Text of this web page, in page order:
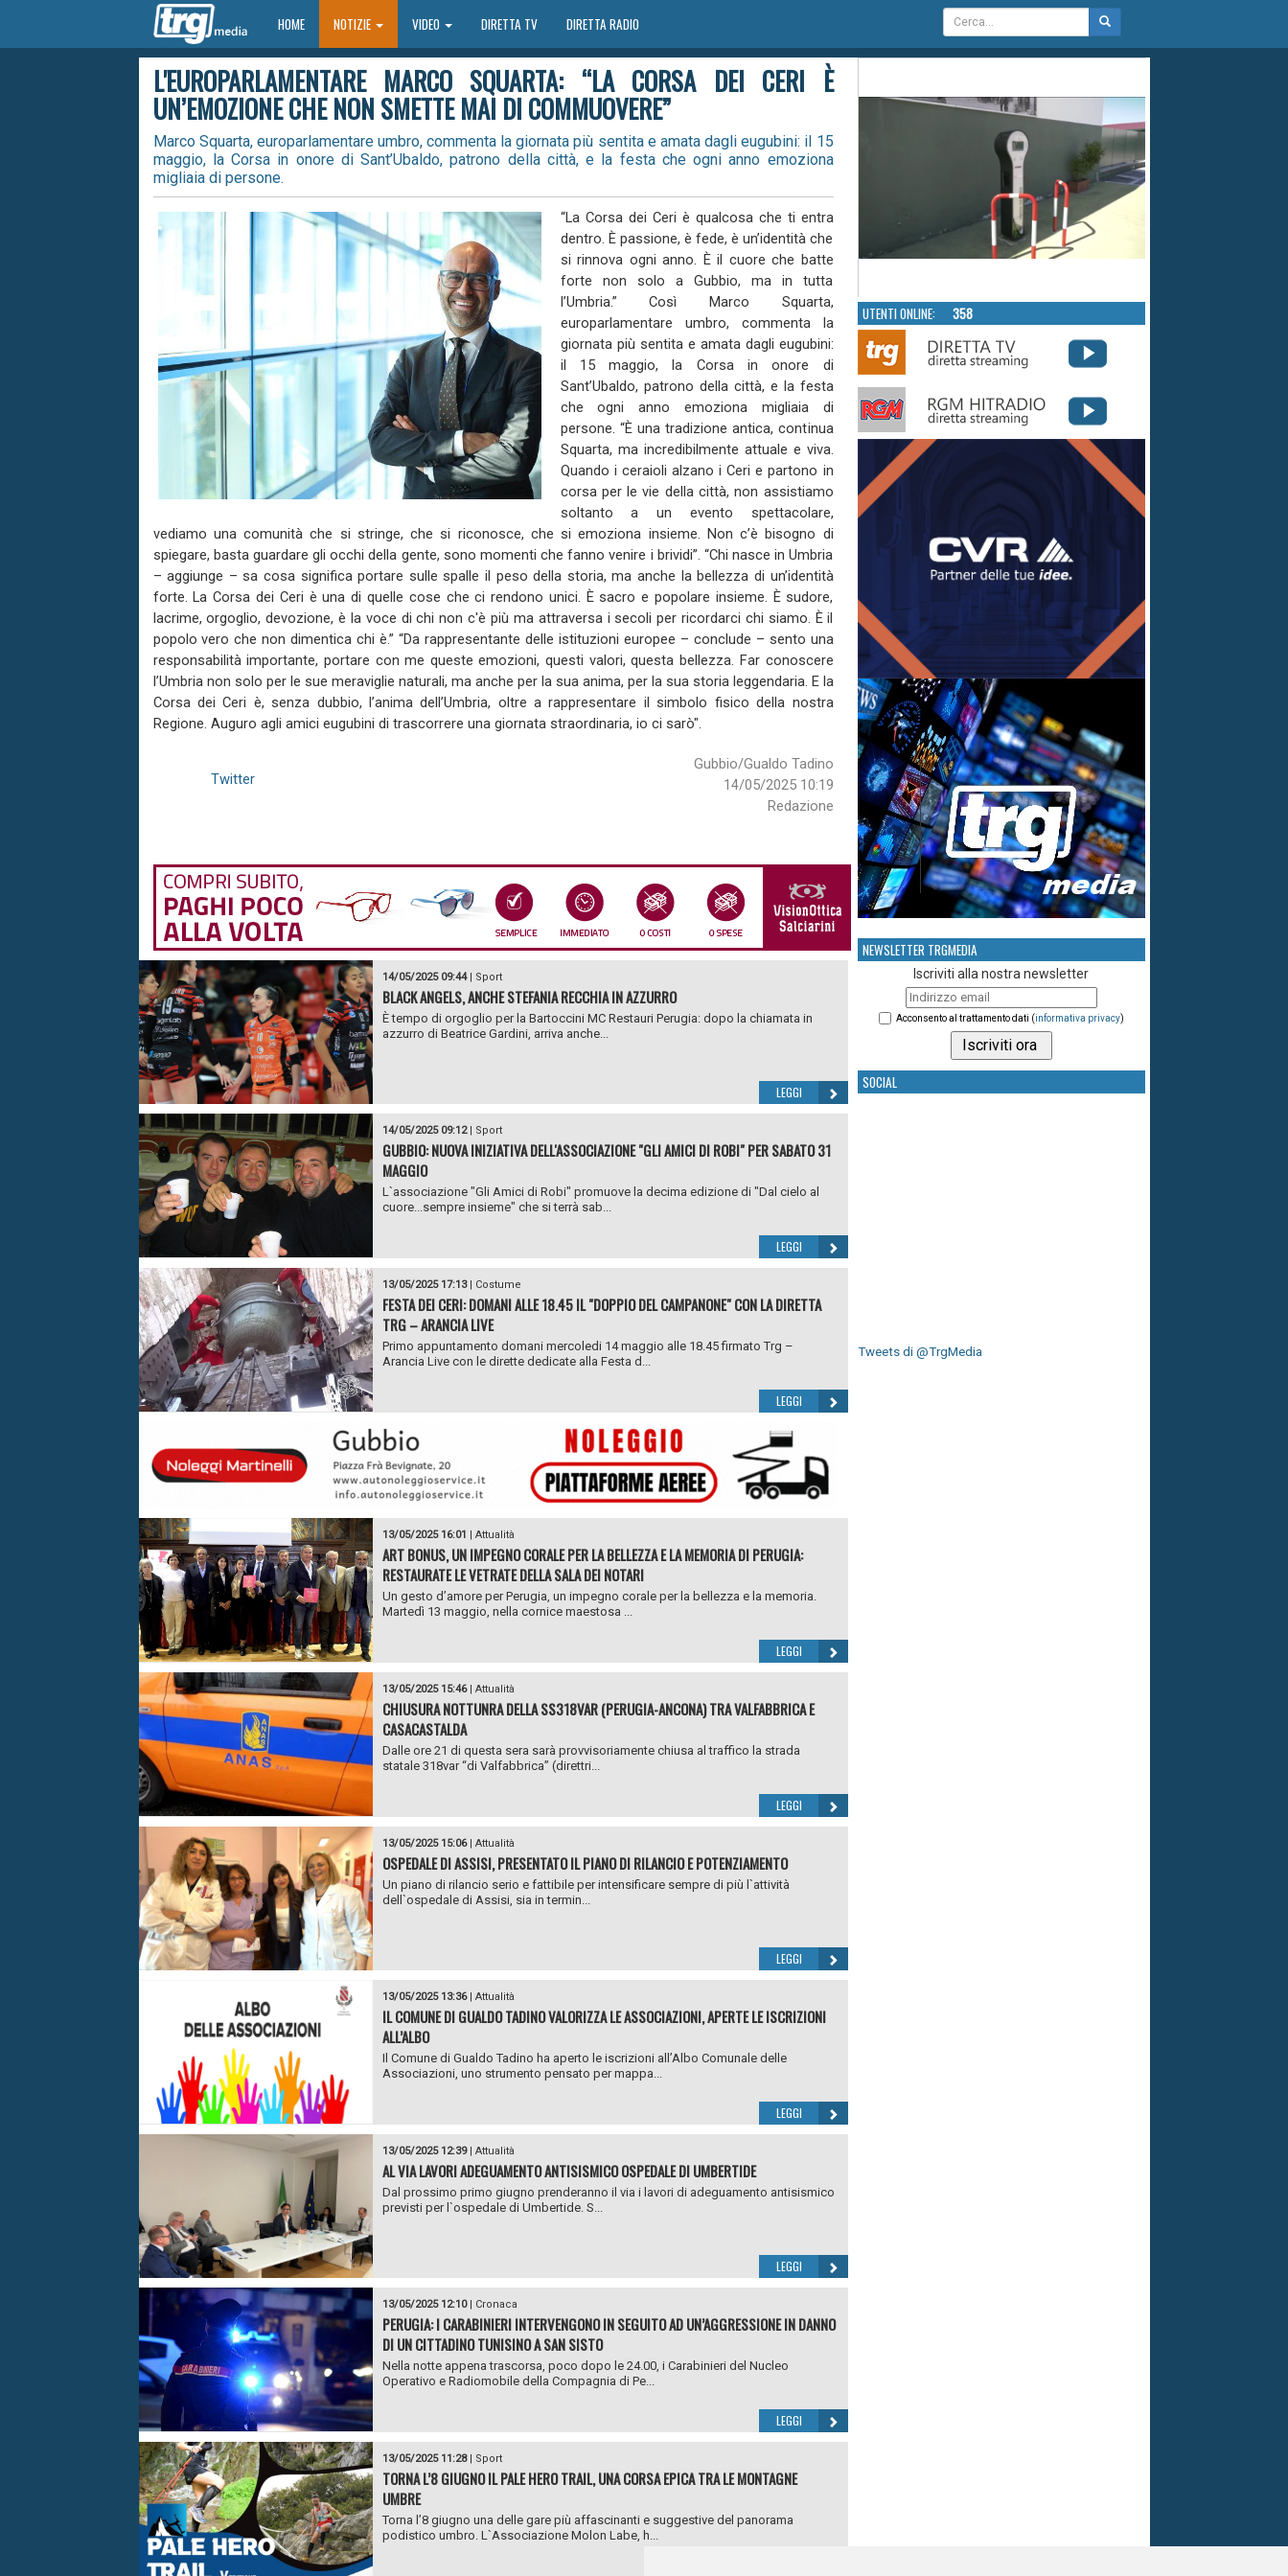
HOMEHOME NOTIZIE VIDEO DIRETTA TV DIRETTA RADIO
L'EUROPARLAMENTARE MARCO SQUARTA: “LA CORSA DEI CERI È
UN’EMOZIONE CHE NON SMETTE MAI DI COMMUOVERE”
Marco Squarta, europarlamentare umbro, commenta la giornata più sentita e amata dagli eugubini: il 15
maggio, la Corsa in onore di Sant’Ubaldo, patrono della città, e la festa che ogni anno emoziona
migliaia di persone.
“La Corsa dei Ceri è qualcosa che ti entra
dentro. È passione, è fede, è un’identità che
si rinnova ogni anno. È il cuore che batte
forte non solo a Gubbio, ma in tutta
l’Umbria.” Così Marco Squarta,
europarlamentare umbro, commenta la
giornata più sentita e amata dagli eugubini:
il 15 maggio, la Corsa in onore di
Sant’Ubaldo, patrono della città, e la festa
che ogni anno emoziona migliaia di
persone. “È una tradizione antica, continua
Squarta, ma incredibilmente attuale e viva.
Quando i ceraioli alzano i Ceri e partono in
corsa per le vie della città, non assistiamo
soltanto a un evento spettacolare,
vediamo una comunità che si stringe, che si riconosce, che si emoziona insieme. Non c’è bisogno di
spiegare, basta guardare gli occhi della gente, sono momenti che fanno venire i brividi”. “Chi nasce in Umbria
– aggiunge – sa cosa significa portare sulle spalle il peso della storia, ma anche la bellezza di un’identità
forte. La Corsa dei Ceri è una di quelle cose che ci rendono unici. È sacro e popolare insieme. È sudore,
lacrime, orgoglio, devozione, è la voce di chi non c'è più ma attraversa i secoli per ricordarci chi siamo. È il
popolo vero che non dimentica chi è.” “Da rappresentante delle istituzioni europee – conclude – sento una
responsabilità importante, portare con me queste emozioni, questi valori, questa bellezza. Far conoscere
l’Umbria non solo per le sue meraviglie naturali, ma anche per la sua anima, per la sua storia leggendaria. E la
Corsa dei Ceri è, senza dubbio, l’anima dell’Umbria, oltre a rappresentare il simbolo fisico della nostra
Regione. Auguro agli amici eugubini di trascorrere una giornata straordinaria, io ci sarò".
Gubbio/Gualdo Tadino
14/05/2025 10:19
Redazione
Twitter
14/05/2025 09:44| Sport
BLACK ANGELS, ANCHE STEFANIA RECCHIA IN AZZURRO
È tempo di orgoglio per la Bartoccini MC Restauri Perugia: dopo la chiamata in
azzurro di Beatrice Gardini, arriva anche...
LEGGI
14/05/2025 09:12| Sport
GUBBIO: NUOVA INIZIATIVA DELL'ASSOCIAZIONE "GLI AMICI DI ROBI" PER SABATO 31
MAGGIO
L`associazione "Gli Amici di Robi" promuove la decima edizione di "Dal cielo al
cuore...sempre insieme" che si terrà sab...
LEGGI
13/05/2025 17:13| Costume
FESTA DEI CERI: DOMANI ALLE 18.45 IL "DOPPIO DEL CAMPANONE" CON LA DIRETTA
TRG – ARANCIA LIVE
Primo appuntamento domani mercoledi 14 maggio alle 18.45 firmato Trg –
Arancia Live con le dirette dedicate alla Festa d...
LEGGI
13/05/2025 16:01 | Attualità
ART BONUS, UN IMPEGNO CORALE PER LA BELLEZZA E LA MEMORIA DI PERUGIA:
RESTAURATE LE VETRATE DELLA SALA DEI NOTARI
Un gesto d’amore per Perugia, un impegno corale per la bellezza e la memoria.
Martedì 13 maggio, nella cornice maestosa ...
LEGGI
13/05/2025 15:46| Attualità
CHIUSURA NOTTUNRA DELLA SS318VAR (PERUGIA-ANCONA) TRA VALFABBRICA E
CASACASTALDA
Dalle ore 21 di questa sera sarà provvisoriamente chiusa al traffico la strada
statale 318var “di Valfabbrica” (direttri...
LEGGI
13/05/2025 15:06| Attualità
OSPEDALE DI ASSISI, PRESENTATO IL PIANO DI RILANCIO E POTENZIAMENTO
Un piano di rilancio serio e fattibile per intensificare sempre di più l`attività
dell`ospedale di Assisi, sia in termin...
LEGGI
13/05/2025 13:36| Attualità
IL COMUNE DI GUALDO TADINO VALORIZZA LE ASSOCIAZIONI, APERTE LE ISCRIZIONI
ALL’ALBO
Il Comune di Gualdo Tadino ha aperto le iscrizioni all’Albo Comunale delle
Associazioni, uno strumento pensato per mappa...
LEGGI
13/05/2025 12:39| Attualità
AL VIA LAVORI ADEGUAMENTO ANTISISMICO OSPEDALE DI UMBERTIDE
Dal prossimo primo giugno prenderanno il via i lavori di adeguamento antisismico
previsti per l`ospedale di Umbertide. S...
LEGGI
13/05/2025 12:10| Cronaca
PERUGIA: I CARABINIERI INTERVENGONO IN SEGUITO AD UN’AGGRESSIONE IN DANNO
DI UN CITTADINO TUNISINO A SAN SISTO
Nella notte appena trascorsa, poco dopo le 24.00, i Carabinieri del Nucleo
Operativo e Radiomobile della Compagnia di Pe...
LEGGI
13/05/2025 11:28| Sport
TORNA L’8 GIUGNO IL PALE HERO TRAIL, UNA CORSA EPICA TRA LE MONTAGNE
UMBRE
Torna l’8 giugno una delle gare più affascinanti e suggestive del panorama
podistico umbro. L`Associazione Molon Labe, h...
UTENTI ONLINE: 358
NEWSLETTER TRGMEDIA
Iscriviti alla nostra newsletter
Acconsento al trattamento dati (informativa privacy)
SOCIAL
Tweets di @TrgMedia